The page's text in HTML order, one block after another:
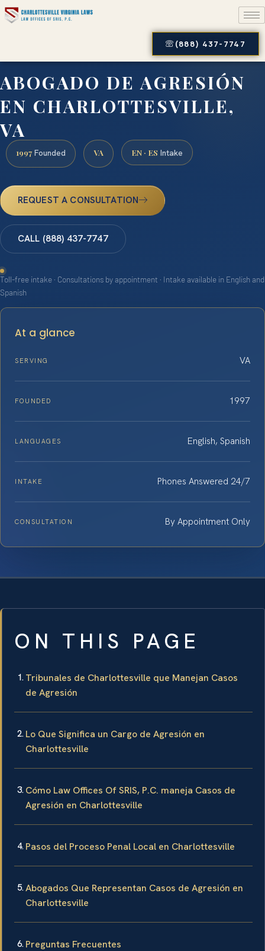
(888) 437-7747
ABOGADO DE AGRESIÓN
EN CHARLOTTESVILLE,
VA
1997 Founded VA EN · ES Intake
REQUEST A CONSULTATION
CALL (888) 437-7747
Toll-free intake · Consultations by appointment · Intake available in English and
Spanish
At a glance
SERVING VA
FOUNDED 1997
LANGUAGES English, Spanish
INTAKE Phones Answered 24/7
CONSULTATION By Appointment Only
ON THIS PAGE
Tribunales de Charlottesville que Manejan Casos
de Agresión
Lo Que Significa un Cargo de Agresión en
Charlottesville
Cómo Law Offices Of SRIS, P.C. maneja Casos de
Agresión en Charlottesville
Pasos del Proceso Penal Local en Charlottesville
Abogados Que Representan Casos de Agresión en
Charlottesville
Preguntas Frecuentes